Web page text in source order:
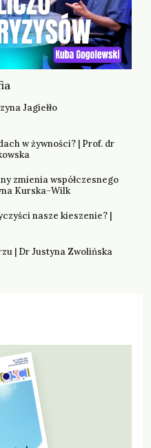
Jagiełło
w żywności? | Prof. dr
zmienia współczesnego
Kurska-Wilk
nasze kieszenie? |
| Dr Justyna Zwolińska